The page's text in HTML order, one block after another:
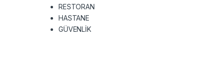
RESTORAN
HASTANE
GÜVENLİK